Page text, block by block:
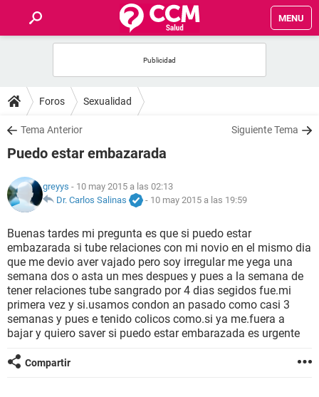
MENU
FOROS
SALUD
NUTRICIÓN
BIENESTAR
SEXUALIDAD
GLOSARIO
Foros Sexualidad
Tema Anterior Siguiente Tema
Puedo estar embazarada
greyys - 10 may 2015 a las 02:13
Dr. Carlos Salinas
- 10 may 2015 a las 19:59
Buenas tardes mi pregunta es que si puedo estar
embazarada si tube relaciones con mi novio en el mismo dia
que me devio aver vajado pero soy irregular me yega una
semana dos o asta un mes despues y pues a la semana de
tener relaciones tube sangrado por 4 dias segidos fue.mi
primera vez y si.usamos condon an pasado como casi 3
semanas y pues e tenido colicos como.si ya me.fuera a
bajar y quiero saver si puedo estar embarazada es urgente
Compartir